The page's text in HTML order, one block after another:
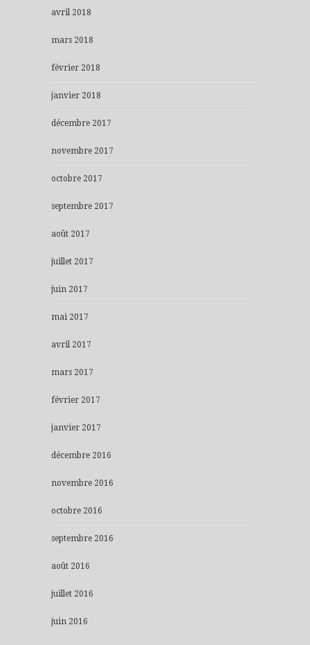
avril 2018
mars 2018
février 2018
janvier 2018
décembre 2017
novembre 2017
octobre 2017
septembre 2017
août 2017
juillet 2017
juin 2017
mai 2017
avril 2017
mars 2017
février 2017
janvier 2017
décembre 2016
novembre 2016
octobre 2016
septembre 2016
août 2016
juillet 2016
juin 2016